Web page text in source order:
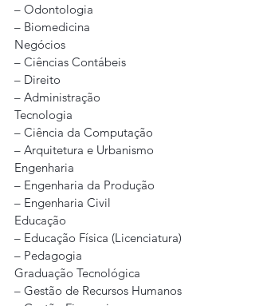
– Odontologia
– Biomedicina
Negócios
– Ciências Contábeis
– Direito
– Administração
Tecnologia
– Ciência da Computação
– Arquitetura e Urbanismo
Engenharia
– Engenharia da Produção
– Engenharia Civil
Educação
– Educação Física (Licenciatura)
– Pedagogia
Graduação Tecnológica
– Gestão de Recursos Humanos